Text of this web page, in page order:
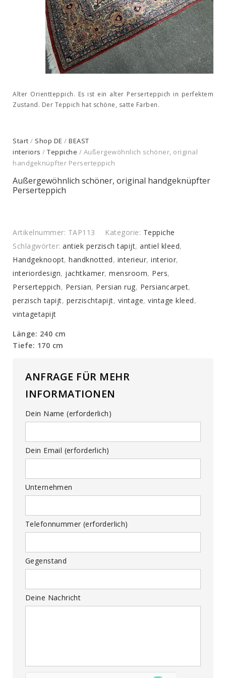
Alter Orientteppich. Es ist ein alter Perserteppich in perfektem
Zustand. Der Teppich hat schöne, satte Farben.
Start / Shop DE / BEAST
interiors / Teppiche / Außergewöhnlich schöner, original
handgeknüpfter Perserteppich
Außergewöhnlich schöner, original handgeknüpfter
Perserteppich
Artikelnummer: TAP113 Kategorie: Teppiche
Schlagwörter: antiek perzisch tapijt, antiel kleed,
Handgeknoopt, handknotted, interieur, interior,
interiordesign, jachtkamer, mensroom, Pers,
Perserteppich, Persian, Persian rug, Persiancarpet,
perzisch tapijt, perzischtapijt, vintage, vintage kleed,
vintagetapijt
Länge: 240 cm
Tiefe: 170 cm
ANFRAGE FÜR MEHR
INFORMATIONEN
Dein Name (erforderlich)
Dein Email (erforderlich)
Unternehmen
Telefonnummer (erforderlich)
Gegenstand
Deine Nachricht